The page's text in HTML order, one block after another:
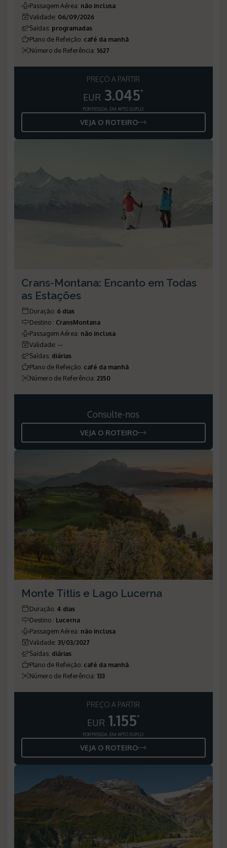
Passagem Aérea: não inclusa
Validade: 06/09/2026
Saídas: programadas
Plano de Refeição: café da manhã
Número de Referência: 1627
PREÇO A PARTIR
EUR 3.045*
POR PESSOA, EM APTO DUPLO
VEJA O ROTEIRO
Crans-Montana: Encanto em Todas
as Estações
Duração: 6 dias
Destino : CransMontana
Passagem Aérea: não inclusa
Validade: --
Saídas: diárias
Plano de Refeição: café da manhã
Número de Referência: 2350
Consulte-nos
VEJA O ROTEIRO
Monte Titlis e Lago Lucerna
Duração: 4 dias
Destino : Lucerna
Passagem Aérea: não inclusa
Validade: 31/03/2027
Saídas: diárias
Plano de Refeição: café da manhã
Número de Referência: 133
PREÇO A PARTIR
EUR 1.155*
POR PESSOA, EM APTO DUPLO
VEJA O ROTEIRO